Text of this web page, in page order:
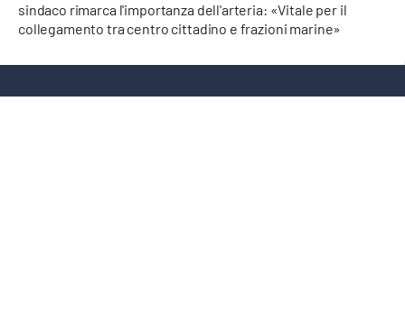
LACTV.IT
LACONAIR.IT
sindaco rimarca l'importanza dell'arteria: «Vitale per il
collegamento tra centro cittadino e frazioni marine»